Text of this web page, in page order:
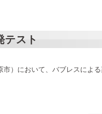
テスト
市）において、バブレスによ